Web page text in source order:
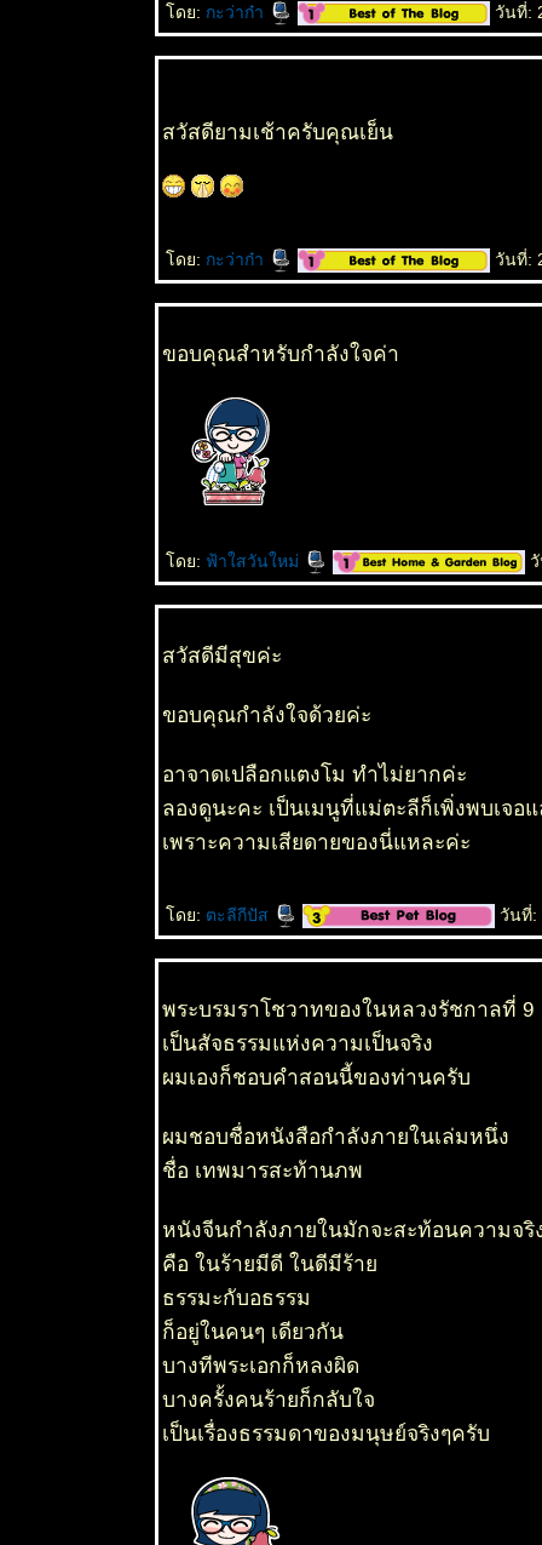
ดย: กะว่าก๋า วันที่:
สวัสดียามเช้าครับคุณเย็น
ดย: กะว่าก๋า วันที่:
ขอบคุณสำหรับกำลังใจค่า
ดย: ฟ้าใสวันใหม่
สวัสดีมีสุขค่ะ
ขอบคุณกำลังใจด้วยค่ะ
อาจาดเปลือกแตงโม ทำไม่ยากค่ะ
ลองดูนะคะ เป็นเมนูที่แม่ตะลีก็เพิ่งพบเจอ
เพราะความเสียดายของนี่แหละค่ะ
ดย: ตะลีกีปัส วันที่:
พระบรมราโชวาทของในหลวงรัชกาลที่ 9
เป็นสัจธรรมแห่งความเป็นจริง
ผมเองก็ชอบคำสอนนี้ของท่านครับ
ผมชอบชื่อหนังสือกำลังภายในเล่มหนึ่ง
ชื่อ เทพมารสะท้านภพ
หนังจีนกำลังภายในมักจะสะท้อนความจริ
คือ ในร้ายมีดี ในดีมีร้า
ธรรมะกับอธรรม
ก็อยู่ในคนๆ เดียวกัน
บางทีพระเอกก็หลงผิด
บางครั้งคนร้ายก็กลับใจ
เป็นเรื่องธรรมดาของมนุษย์จริงๆครับ